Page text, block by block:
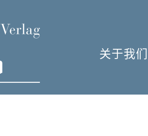
关于我们
什么是原
肖邦圆舞
信息资料